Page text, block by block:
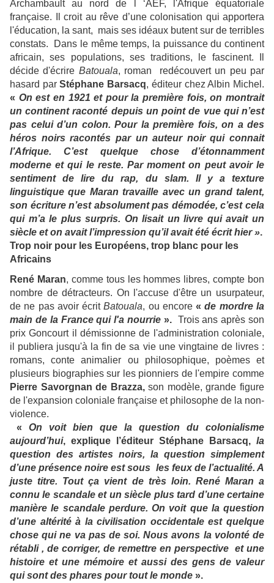
Archambault au nord de l ‘AEF, l'Afrique équatoriale
française. Il croit au rêve d’une colonisation qui apportera
l'éducation, la sant, mais ses idéaux butent sur de terribles
constats. Dans le même temps, la puissance du continent
africain, ses populations, ses traditions, le fascinent. Il
décide d'écrire Batouala, roman redécouvert un peu par
hasard parStéphane Barsacq, éditeur chez Albin Michel.
« On est en 1921 et pour la première fois, on montrait
un continent raconté depuis un point de vue qui n’est
pas celui d’un colon. Pour la première fois, on a des
héros noirs racontés par un auteur noir qui connait
l’Afrique. C’est quelque chose d’étonnamment
moderne et qui le reste. Par moment on peut avoir le
sentiment de lire du rap, du slam. Il y a texture
linguistique que Maran travaille avec un grand talent,
son écriture n’est absolument pas démodée, c’est cela
qui m’a le plus surpris. On lisait un livre qui avait un
siècle et on avait l’impression qu’il avait été écrit hier ».
Trop noir pour les Européens, trop blanc pour les
Africains
René Maran, comme tous les hommes libres, compte bon
nombre de détracteurs. On l'accuse d'être un usurpateur,
de ne pas avoir écritBatouala, ou encore«de mordre la
main de la France qui l'a nourrie ». Trois ans après son
prix Goncourt il démissionne de l'administration coloniale,
il publiera jusqu'à la fin de sa vie une vingtaine de livres :
romans, conte animalier ou philosophique, poèmes et
plusieurs biographies sur les pionniers de l'empire comme
Pierre Savorgnan de Brazza,son modèle, grande figure
de l'expansion coloniale française et philosophe de la non-
violence.
« On voit bien que la question du colonialisme
aujourd’hui, explique l’éditeur Stéphane Barsacq, la
question des artistes noirs, la question simplement
d’une présence noire est sous les feux de l’actualité. A
juste titre. Tout ça vient de très loin. René Maran a
connu le scandale et un siècle plus tard d’une certaine
manière le scandale perdure. On voit que la question
d’une altérité à la civilisation occidentale est quelque
chose qui ne va pas de soi. Nous avons la volonté de
rétabli , de corriger, de remettre en perspective et une
histoire et une mémoire et aussi des gens de valeur
qui sont des phares pour tout le monde ».